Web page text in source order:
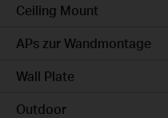
Ceiling Mount
APs zur Wandmontage
Wall Plate
Outdoor